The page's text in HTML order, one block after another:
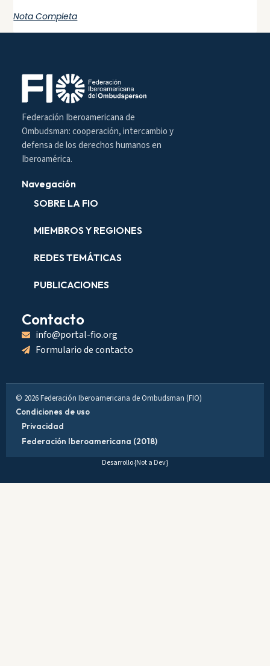
Nota Completa
Federación Iberoamericana de
Ombudsman: cooperación, intercambio y
defensa de los derechos humanos en
Iberoamérica.
Navegación
SOBRE LA FIO
MIEMBROS Y REGIONES
REDES TEMÁTICAS
PUBLICACIONES
Contacto
info@portal-fio.org
Formulario de contacto
© 2026 Federación Iberoamericana de Ombudsman (FIO)
Condiciones de uso
Privacidad
Federación Iberoamericana (2018)
Desarrollo{Not a Dev}